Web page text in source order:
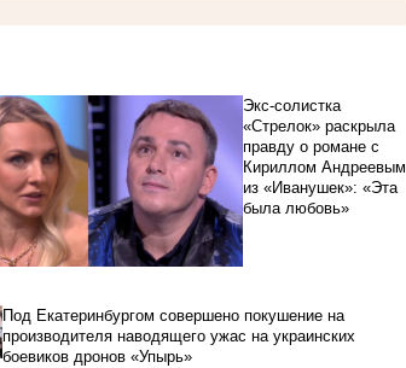
Экс-солистка
«Стрелок» раскрыла
правду о романе с
Кириллом Андреевым
из «Иванушек»: «Эта
была любовь»
Под Екатеринбургом совершено покушение на
производителя наводящего ужас на украинских
боевиков дронов «Упырь»